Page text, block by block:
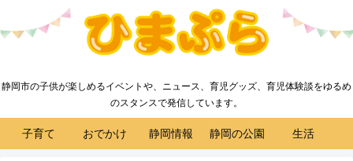
静岡市の子供が楽しめるイベントや、ニュース、育児グッズ、育児体験談をゆるめ
のスタンスで発信しています。
子育て おでかけ 静岡情報 静岡の公園 生活